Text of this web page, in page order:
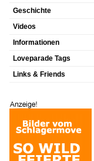
Geschichte
Videos
Informationen
Loveparade Tags
Links & Friends